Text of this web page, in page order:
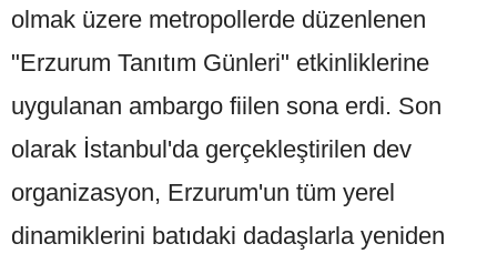
olmak üzere metropollerde düzenlenen
"Erzurum Tanıtım Günleri" etkinliklerine
uygulanan ambargo fiilen sona erdi. Son
olarak İstanbul'da gerçekleştirilen dev
organizasyon, Erzurum'un tüm yerel
dinamiklerini batıdaki dadaşlarla yeniden